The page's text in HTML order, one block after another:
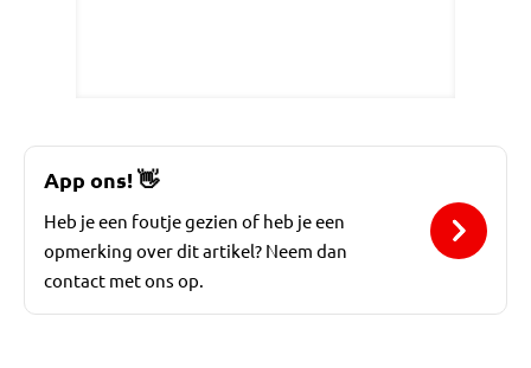
App ons!👋
Heb je een foutje gezien of heb je een
opmerking over dit artikel? Neem dan
contact met ons op.